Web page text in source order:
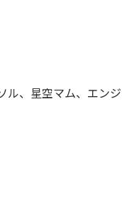
、星空マム、エンジ